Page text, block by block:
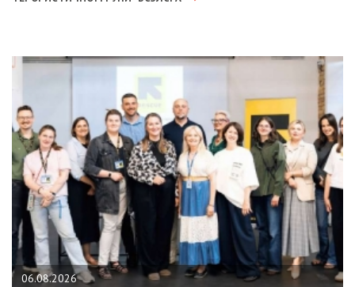
06.08.2026